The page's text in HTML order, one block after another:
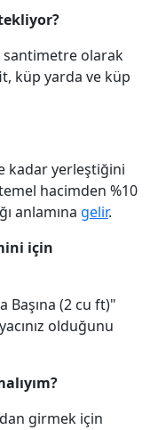
santimetre olarak
küp yarda ve küp
kadar yerleştiğini
hacimden %10
anlamına gelir.
için
Başına (2 cu ft)"
olduğunu
girmek için